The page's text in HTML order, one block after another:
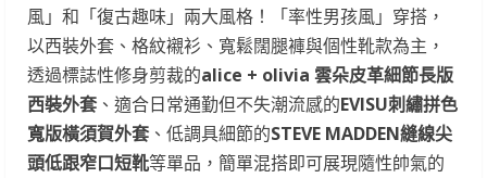
風」和「復古趣味」兩大風格！「率性男孩風」穿搭，
以西裝外套、格紋襯衫、寬鬆闊腿褲與個性靴款為主，
透過標誌性修身剪裁的alice + olivia 雲朵皮革細節長版
西裝外套 、適合日常通勤但不失潮流感的EVISU刺繡拼色
寬版橫須賀外套 、低調具細節的STEVE MADDEN縫線尖
頭低跟窄口短靴等單品，簡單混搭即可展現隨性帥氣的